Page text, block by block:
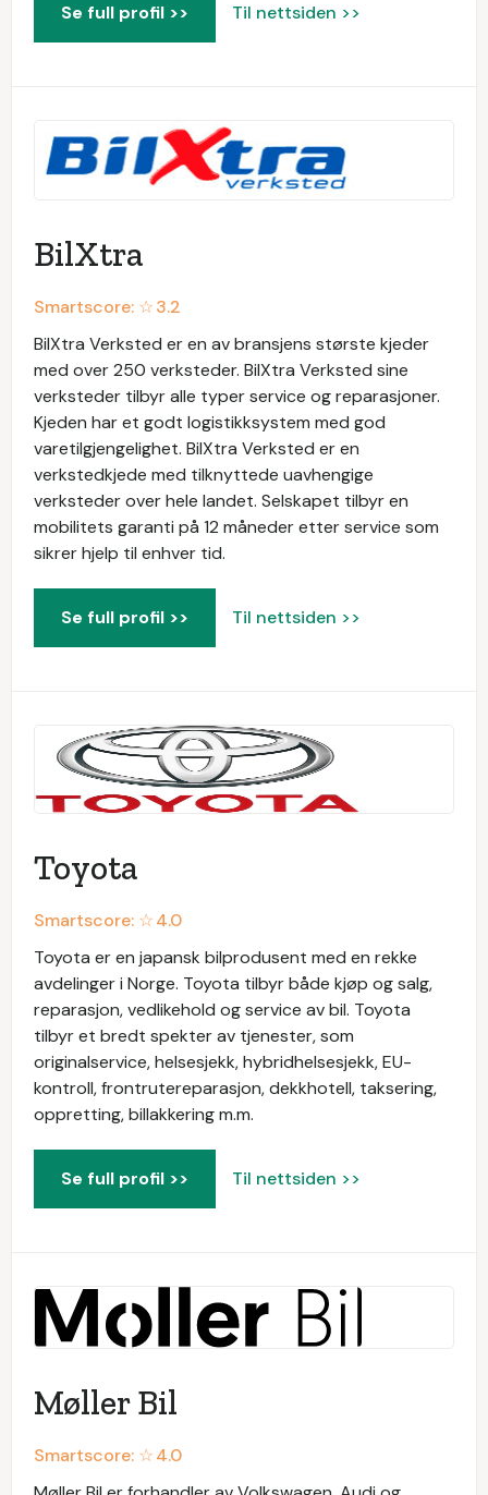
Se full profil >> Til nettsiden >>
BilXtra
Smartscore: ☆3.2
BilXtra Verksted er en av bransjens største kjeder
med over 250 verksteder. BilXtra Verksted sine
verksteder tilbyr alle typer service og reparasjoner.
Kjeden har et godt logistikksystem med god
varetilgjengelighet. BilXtra Verksted er en
verkstedkjede med tilknyttede uavhengige
verksteder over hele landet. Selskapet tilbyr en
mobilitets garanti på 12 måneder etter service som
sikrer hjelp til enhver tid.
Se full profil >> Til nettsiden >>
Toyota
Smartscore: ☆4.0
Toyota er en japansk bilprodusent med en rekke
avdelinger i Norge. Toyota tilbyr både kjøp og salg,
reparasjon, vedlikehold og service av bil. Toyota
tilbyr et bredt spekter av tjenester, som
originalservice, helsesjekk, hybridhelsesjekk, EU-
kontroll, frontrutereparasjon, dekkhotell, taksering,
oppretting, billakkering m.m.
Se full profil >> Til nettsiden >>
Møller Bil
Smartscore: ☆4.0